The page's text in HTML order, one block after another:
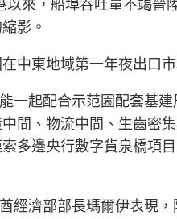
來，船埠吞吐量不竭
影。
中東地域第一年夜出口
起配合示范園配套基
間、物流中間、生齒密
多邊央行數字貨泉橋項
經濟部部長瑪爾伊表現